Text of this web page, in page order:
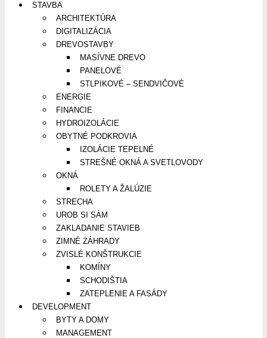
STAVBA
ARCHITEKTÚRA
DIGITALIZÁCIA
DREVOSTAVBY
MASÍVNE DREVO
PANELOVÉ
STLPIKOVÉ – SENDVIČOVÉ
ENERGIE
FINANCIE
HYDROIZOLÁCIE
OBYTNÉ PODKROVIA
IZOLÁCIE TEPELNÉ
STREŠNÉ OKNÁ A SVETLOVODY
OKNÁ
ROLETY A ŽALÚZIE
STRECHA
UROB SI SÁM
ZAKLADANIE STAVIEB
ZIMNÉ ZÁHRADY
ZVISLÉ KONŠTRUKCIE
KOMÍNY
SCHODIŠTIA
ZATEPLENIE A FASÁDY
DEVELOPMENT
BYTY A DOMY
MANAGEMENT